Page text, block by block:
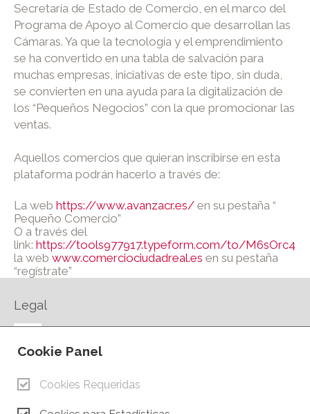
Secretaría de Estado de Comercio, en el marco del
Programa de Apoyo al Comercio que desarrollan las
Cámaras. Ya que la tecnología y el emprendimiento
se ha convertido en una tabla de salvación para
muchas empresas, iniciativas de este tipo, sin duda,
se convierten en una ayuda para la digitalización de
los “Pequeños Negocios” con la que promocionar las
ventas.
Aquellos comercios que quieran inscribirse en esta
plataforma podrán hacerlo a través de:
La web https://www.avanzacr.es/ en su pestaña “
Pequeño Comercio”
O a través del
link: https://tools977917.typeform.com/to/M6sOrc4B
la web www.comerciociudadreal.es en su pestaña
“regístrate”
Legal
AVISO LEGAL
CONTACTO
Cookie Panel
Cookies Requeridas